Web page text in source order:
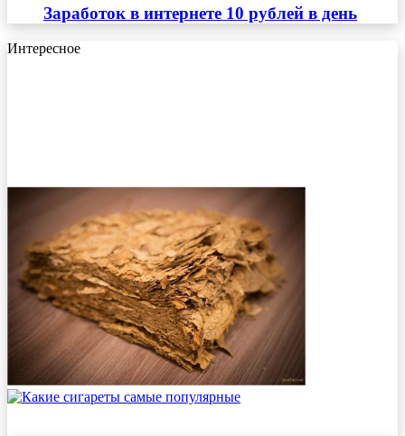
Заработок в интернете 10 рублей в день
Интересное